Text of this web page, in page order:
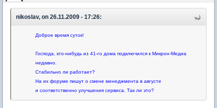
nikoslav, on 26.11.2009 - 17:26:
Доброе время суток!
Господа, кто-нибудь из 41-го дома подключился к Микрон-Медиа
недавно.
Стабильно ли работает?
На их форуме пишут о смене менеджмента в августе
и соответственно улучшения сервиса. Так ли это?